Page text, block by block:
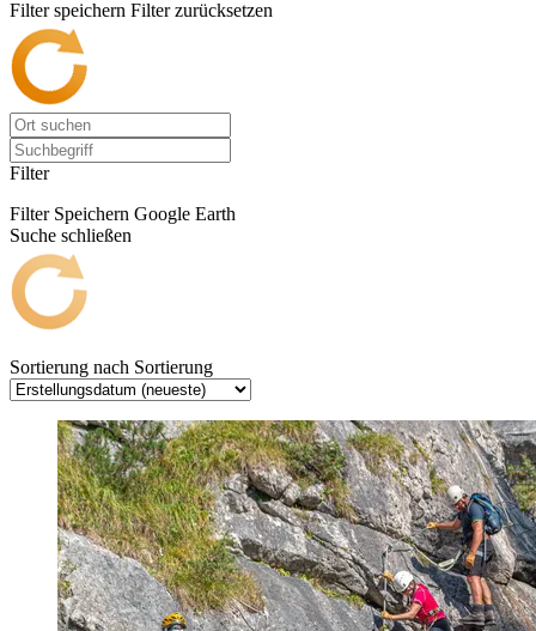
Filter speichern Filter zurücksetzen
Filter
Filter Speichern Google Earth
Suche schließen
Sortierung nach Sortierung